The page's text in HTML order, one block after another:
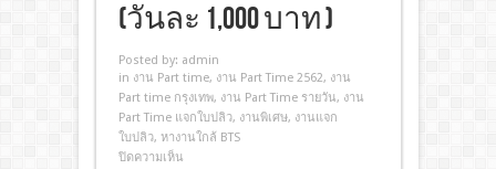
(วันละ 1,000 บาท )
Posted by: admin
in งาน Part time, งาน Part Time 2562, งาน
Part time กรุงเทพ, งาน Part Time รายวัน, งาน
Part Time แจกใบปลิว, งานพิเศษ, งานแจก
ใบปลิว, หางานใกล้ BTS
ปิดความเห็น